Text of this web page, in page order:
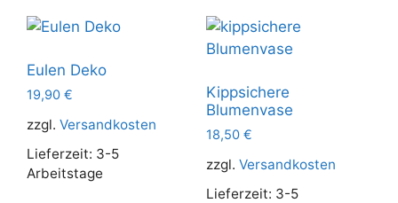
Eulen Deko
19,90 €
zzgl. Versandkosten
Lieferzeit: 3-5
Arbeitstage
Kippsichere
Blumenvase
18,50 €
zzgl. Versandkosten
Lieferzeit: 3-5